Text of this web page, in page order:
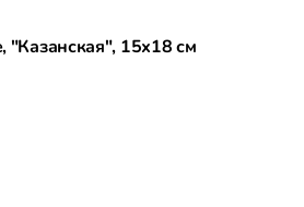
"Казанская", 15х18 см